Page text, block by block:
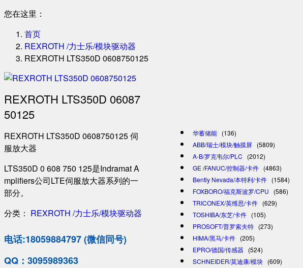
您在这里：
首页
REXROTH /力士乐/模块驱动器
REXROTH LTS350D 0608750125
REXROTH LTS350D 06087
50125
REXROTH LTS350D 0608750125 伺
服放大器
LTS350D 0 608 750 125是Indramat A
mplifiers公司LTE伺服放大器系列的一
部分。
分类： REXROTH /力士乐/模块驱动器
电话:18059884797 (微信同号)
QQ：3095989363
华蓄储能 (136)
ABB/瑞士/模块/触摸屏 (5809)
A-B/罗克韦尔/PLC
(2012)
GE /FANUC/控制器/卡件 (4863)
Bently Nevada/本特利/卡件 (1584)
FOXBORO/福克斯波罗/CPU
(586)
TRICONEX/英维思/卡件 (629)
TOSHIBA/东芝/卡件 (105)
PROSOFT/普罗索夫特 (273)
HIMA/黑马/卡件 (205)
EPRO/德国/传感器 (524)
SCHNEIDER/莫迪康/模块 (609)